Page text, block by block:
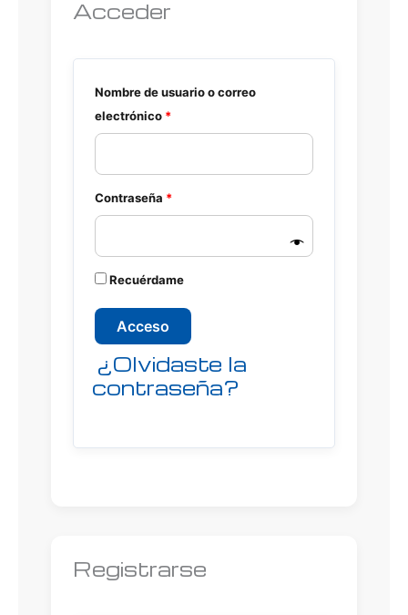
Acceder
Nombre de usuario o correo
electrónico *
Contraseña *
A
t
e
r
n
i
Recuérdame
Acceso
¿Olvidaste la
contraseña?
Registrarse